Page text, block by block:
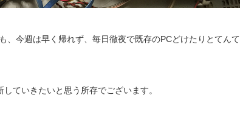
、今週は早く帰れず、毎日徹夜で既存のPCどけたりとてんて
ていきたいと思う所存でございます。